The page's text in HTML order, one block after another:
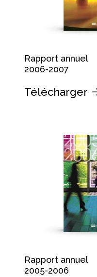
Rapport annuel
2006-2007
Télécharger
Rapport annuel
2005-2006